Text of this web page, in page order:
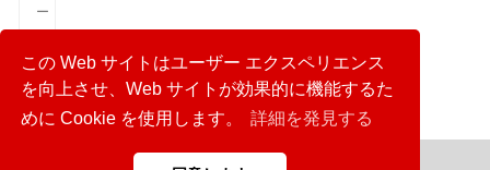
この Web サイトはユーザー エクスペリエンス
を向上させ、Web サイトが効果的に機能するた
めに Cookie を使用します。
詳細を発見する
ー
ョ
ン